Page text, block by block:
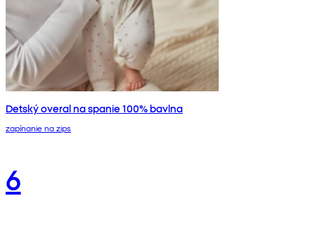
Detský overal na spanie 100% bavlna
zapínanie na zips
6